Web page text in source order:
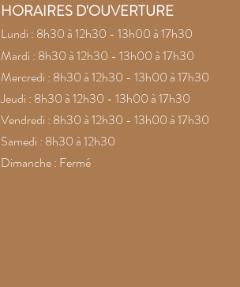
HORAIRES D'OUVERTURE
Lundi : 8h30 à 12h30 - 13h00 à 17h30
Mardi : 8h30 à 12h30 - 13h00 à 17h30
Mercredi : 8h30 à 12h30 - 13h00 à 17h30
Jeudi : 8h30 à 12h30 - 13h00 à 17h30
Vendredi : 8h30 à 12h30 - 13h00 à 17h30
Samedi : 8h30 à 12h30
Dimanche : Fermé